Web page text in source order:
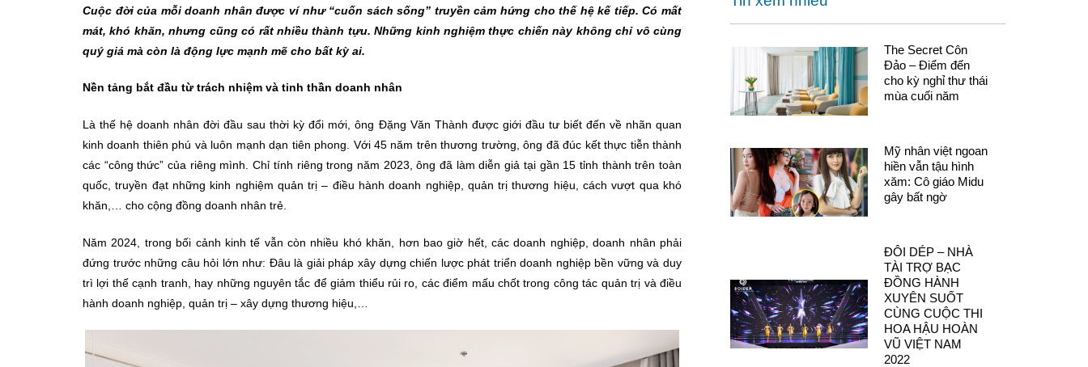
Cuộc đời của mỗi doanh nhân được ví như “cuốn sách sống” truyền cảm hứng cho thế hệ kế tiếp. Có mất
mát, khó khăn, nhưng cũng có rất nhiều thành tựu. Những kinh nghiệm thực chiến này không chỉ vô cùng
quý giá mà còn là động lực mạnh mẽ cho bất kỳ ai.
Nền tảng bắt đầu từ trách nhiệm và tinh thần doanh nhân
Là thế hệ doanh nhân đời đầu sau thời kỳ đổi mới, ông Đặng Văn Thành được giới đầu tư biết đến về nhãn quan
kinh doanh thiên phú và luôn mạnh dạn tiên phong. Với 45 năm trên thương trường, ông đã đúc kết thực tiễn thành
các “công thức” của riêng mình. Chỉ tính riêng trong năm 2023, ông đã làm diễn giả tại gần 15 tỉnh thành trên toàn
quốc, truyền đạt những kinh nghiệm quản trị – điều hành doanh nghiệp, quản trị thương hiệu, cách vượt qua khó
khăn,… cho cộng đồng doanh nhân trẻ.
Năm 2024, trong bối cảnh kinh tế vẫn còn nhiều khó khăn, hơn bao giờ hết, các doanh nghiệp, doanh nhân phải
đứng trước những câu hỏi lớn như: Đâu là giải pháp xây dựng chiến lược phát triển doanh nghiệp bền vững và duy
trì lợi thế cạnh tranh, hay những nguyên tắc để giảm thiểu rủi ro, các điểm mấu chốt trong công tác quản trị và điều
hành doanh nghiệp, quản trị – xây dựng thương hiệu,…
The Secret Côn
Đảo – Điểm đến
cho kỳ nghỉ thư thái
mùa cuối năm
Mỹ nhân việt ngoan
hiền vẫn tậu hình
xăm: Cô giáo Midu
gây bất ngờ
ĐÔI DÉP – NHÀ
TÀI TRỢ BẠC
ĐỒNG HÀNH
XUYÊN SUỐT
CÙNG CUỘC THI
HOA HẬU HOÀN
VŨ VIỆT NAM
2022